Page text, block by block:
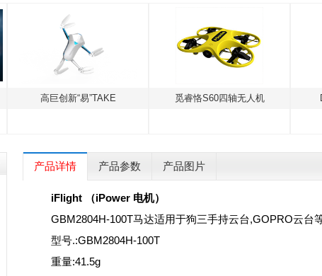
高巨创新“易”TAKE 觅睿恪S60四轴无人机
产品详情 产品参数 产品图片
iFlight （iPower 电机）
GBM2804H-100T马达适用于狗三手持云台,GOPRO云台
型号.:GBM2804H-100T
重量:41.5g